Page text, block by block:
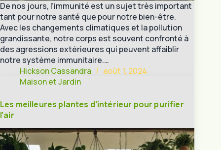
De nos jours, l’immunité est un sujet très important
tant pour notre santé que pour notre bien-être.
Avec les changements climatiques et la pollution
grandissante, notre corps est souvent confronté à
des agressions extérieures qui peuvent affaiblir
notre système immunitaire.…
Hickson Cassandra
août 1, 2024
Maison et Jardin
Les meilleures plantes d’intérieur pour purifier
l’air